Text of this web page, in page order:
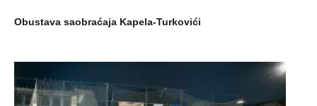
Obustava saobraćaja Kapela-Turkovići